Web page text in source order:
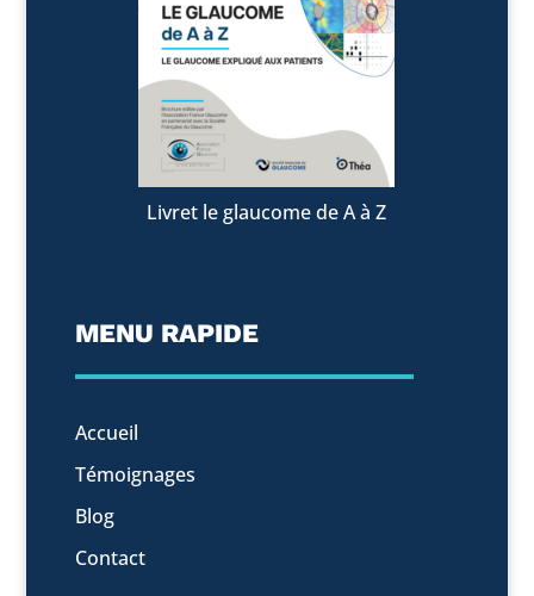
MENU RAPIDE
Accueil
Témoignages
Blog
Contact
Livret le glaucome de A à Z